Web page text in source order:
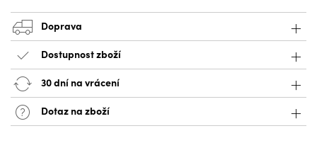
Doprava
Dostupnost zboží
30 dní na vrácení
Dotaz na zboží